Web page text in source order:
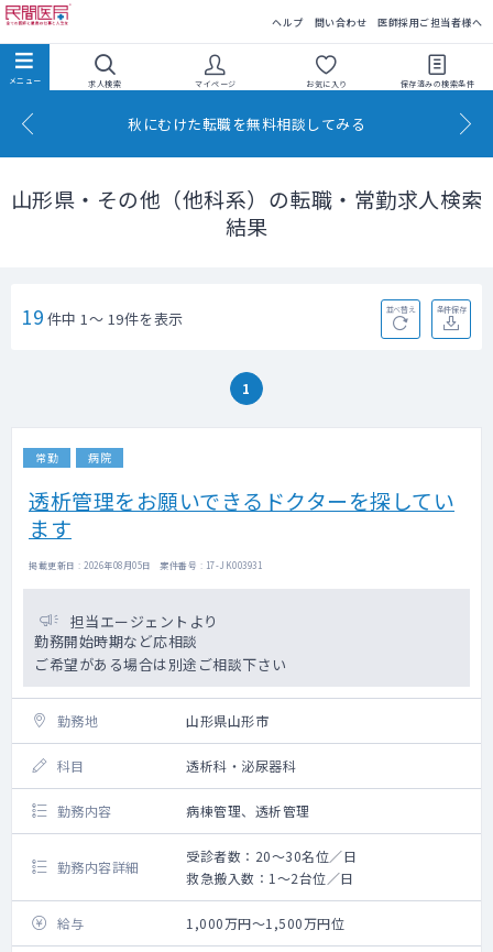
ヘルプ 問い合わせ 医師採用ご担当者様へ
求人検索 マイページ お気に入り 保存済みの検索条件
秋にむけた転職を無料相談してみる
山形県・その他（他科系）の転職・常勤求人検索
結果
19 件中 1～ 19件を表示 並べ替え 条件保存
1
常勤 病院
透析管理をお願いできるドクターを探してい
ます
掲載更新日 : 2026年08月05日 案件番号 : 17-JK003931
担当エージェントより
勤務開始時期など応相談
ご希望がある場合は別途ご相談下さい
勤務地 山形県山形市
科目 透析科・泌尿器科
勤務内容 病棟管理、透析管理
勤務内容詳細
受診者数：20～30名位／日
救急搬入数：1～2台位／日
給与 1,000万円～1,500万円位